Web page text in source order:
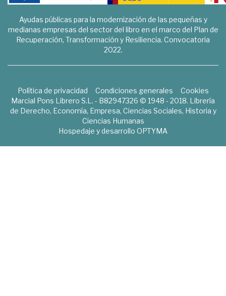
Ayudas públicas para la modernización de las pequeñas y
medianas empresas del sector del libro en el marco del Plan de
Recuperación, Transformación y Resiliencia. Convocatoria
2022.
Política de privacidad Condiciones generales
Cookies
Marcial Pons Librero S.L. - B82947326 © 1948 - 2018. Librería
de Derecho, Economía, Empresa, Ciencias Sociales, Historia y
Ciencias Humanas
Hospedaje y desarrollo OPTYMA